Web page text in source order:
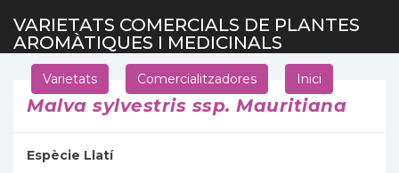
VARIETATS COMERCIALS DE PLANTES
AROMÀTIQUES I MEDICINALS
Varietats Comercialitzadores Inici
Malva sylvestris ssp. Mauritiana
Espècie Llatí